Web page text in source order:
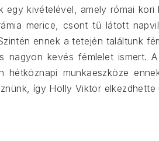
egy kivételével, amely római
merice, csont tű látott
ennek a tetején találtunk
kevés fémlelet ismert.
hétköznapi munkaeszköze
így Holly Viktor